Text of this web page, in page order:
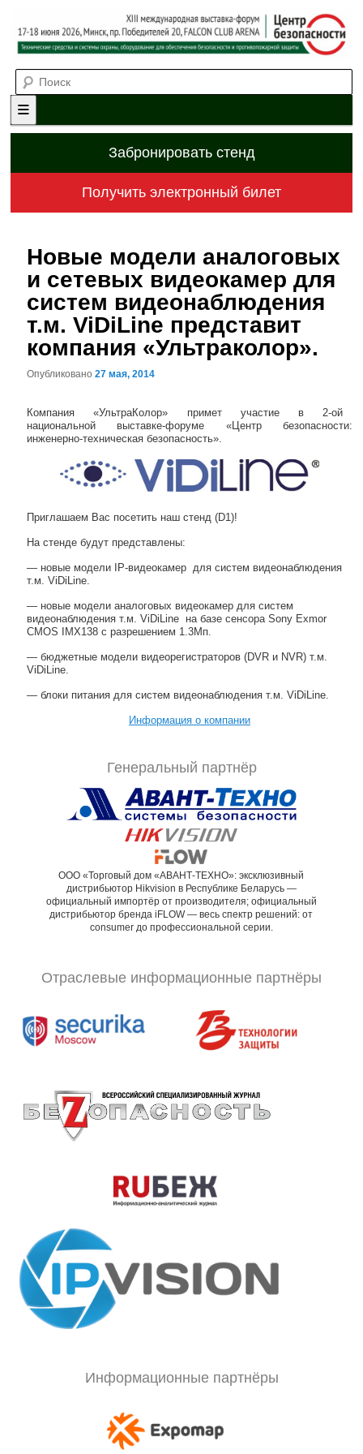
XII международная выставка-
форум «Центр безопасности»
систем охраны, оборудования для обеспечения безопасности и
противопожарной защиты. 4-5 июня 2025, Минск, пр. Победителей,
20
Главное меню
Перейти к основному содержимому
Перейти к дополнительному содержимому
Забронировать стенд
Получить электронный билет
Новые модели аналоговых
и сетевых видеокамер для
систем видеонаблюдения
т.м. ViDiLine представит
компания «Ультраколор».
Опубликовано 27 мая, 2014
Компания «УльтраКолор» примет участие в 2-ой
национальной выставке-форуме «Центр безопасности:
инженерно-техническая безопасность».
Приглашаем Вас посетить наш стенд (D1)!
На стенде будут представлены:
— новые модели IP-видеокамер для систем видеонаблюдения
т.м. ViDiLine.
— новые модели аналоговых видеокамер для систем
видеонаблюдения т.м. ViDiLine на базе сенсора Sony Exmor
CMOS IMX138 c разрешением 1.3Мп.
— бюджетные модели видеорегистраторов (DVR и NVR) т.м.
ViDiLine.
— блоки питания для систем видеонаблюдения т.м. ViDiLine.
Информация о компании
Генеральный партнёр
ООО «Торговый дом «АВАНТ-ТЕХНО»: эксклюзивный
дистрибьютор Hikvision в Республике Беларусь —
официальный импортёр от производителя; официальный
дистрибьютор бренда iFLOW — весь спектр решений: от
consumer до профессиональной серии.
Отраслевые информационные партнёры
Информационные партнёры